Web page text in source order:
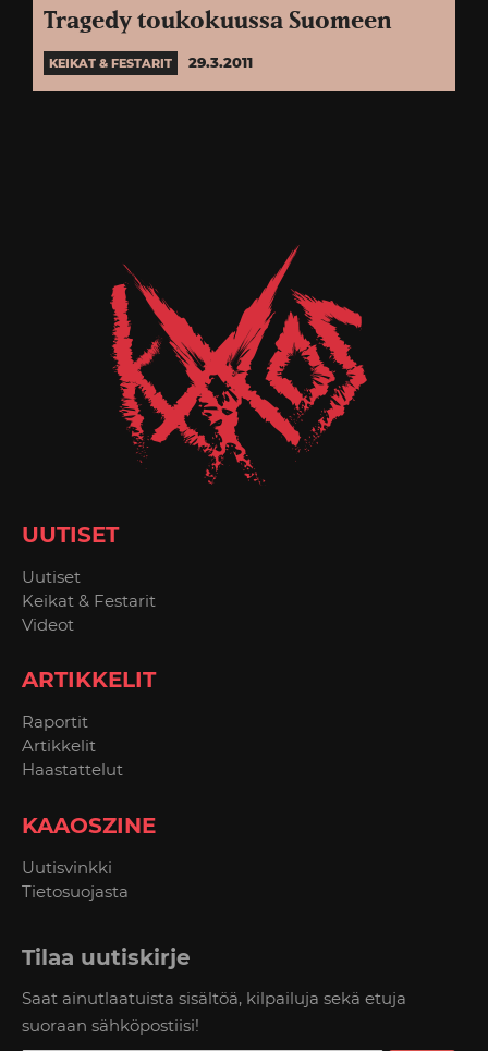
Tragedy toukokuussa Suomeen
KEIKAT & FESTARIT 29.3.2011
UUTISET
Uutiset
Keikat & Festarit
Videot
ARTIKKELIT
Raportit
Artikkelit
Haastattelut
KAAOSZINE
Uutisvinkki
Tietosuojasta
Tilaa uutiskirje
Saat ainutlaatuista sisältöä, kilpailuja sekä etuja
suoraan sähköpostiisi!